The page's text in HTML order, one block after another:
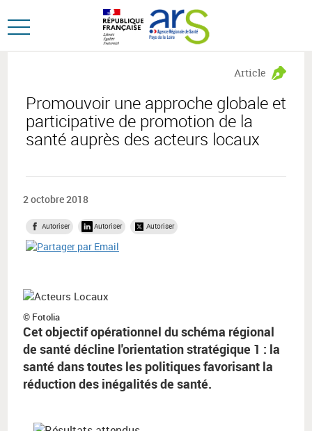
au
menu
au
contenu
Ouvrir
Promouvoir une approche globale et
participative de promotion de la
santé auprès des acteurs locaux
Article
2 octobre 2018
Autoriser Autoriser Autoriser
© Fotolia
Cet objectif opérationnel du schéma régional
de santé décline l'orientation stratégique 1 : la
santé dans toutes les politiques favorisant la
réduction des inégalités de santé.